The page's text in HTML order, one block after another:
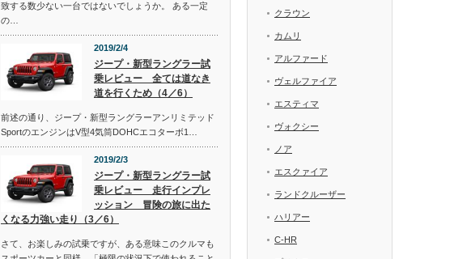
致する数少ない一台ではないでしょうか。 ある一定
の…
2019/2/4
ジープ・新型ラングラー試
乗レビュー 全ては道なき
道を行くため（4／6）
前述の通り、ジープ・新型ラングラーアンリミテッド
SportのエンジンはV型4気筒DOHCエコターボ1…
2019/2/3
ジープ・新型ラングラー試
乗レビュー 走行インプレ
ッション 冒険の旅に出た
くなる力強い走り（3／6）
さて、お楽しみの試乗ですが、ある意味このクルマも
クラウン
カムリ
アルファード
ヴェルファイア
エスティマ
ヴォクシー
ノア
エスクァイア
ランドクルーザー
ハリアー
C-HR